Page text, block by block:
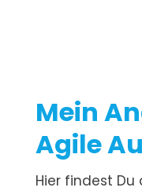
Mein
Agile
Hier findest